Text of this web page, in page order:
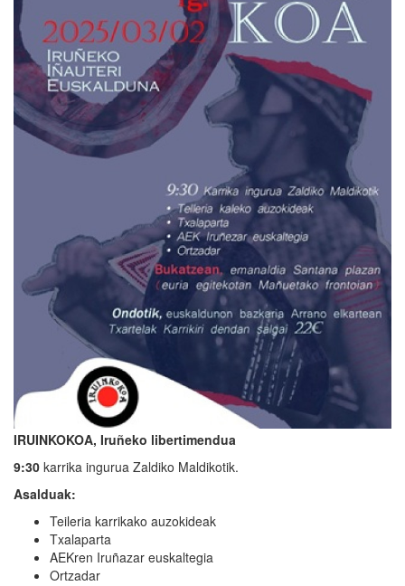
IRUINKOKOA, Iruñeko libertimendua
9:30 karrika ingurua Zaldiko Maldikotik.
Asalduak:
Teileria karrikako auzokideak
Txalaparta
AEKren Iruñazar euskaltegia
Ortzadar